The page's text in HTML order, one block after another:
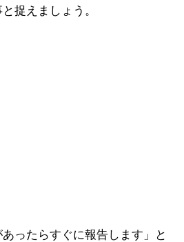
捉えましょう。
ったらすぐに報告します」と